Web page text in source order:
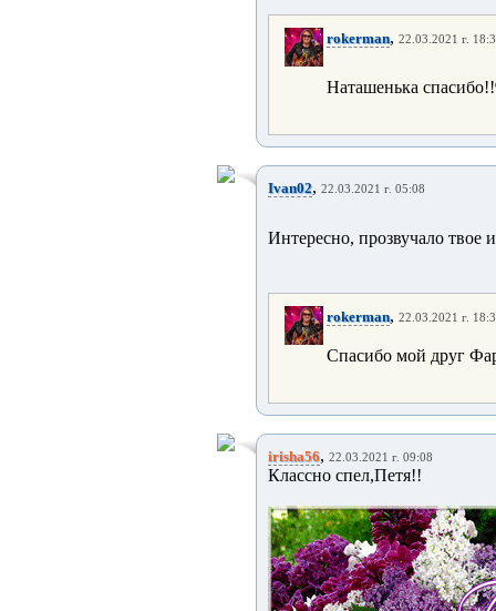
rokerman, 22.03.2021 г.
Наташенька спасибо!!
Ivan02, 22.03.2021 г. 05:08
Интересно, прозвучало твое
rokerman, 22.03.2021 г.
Спасибо мой друг
irisha56, 22.03.2021 г. 09:08
Классно спел,Петя!!